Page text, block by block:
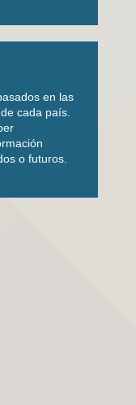
en las
cada país.
o futuros.